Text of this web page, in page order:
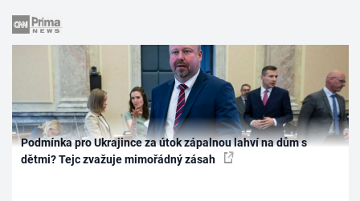
Podmínka pro Ukrajince za útok zápalnou lahví na dům s
dětmi? Tejc zvažuje mimořádný zásah